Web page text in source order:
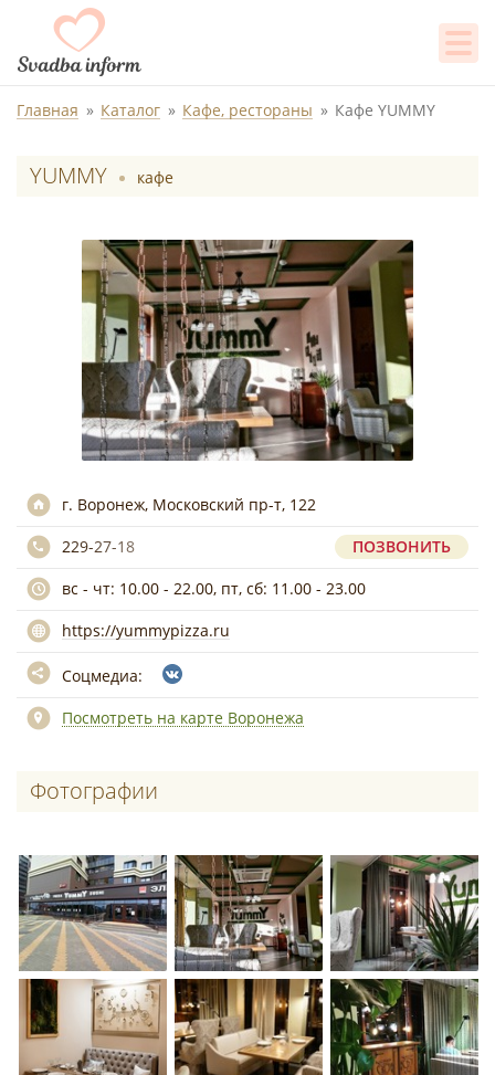
Главная Каталог Кафе, рестораны Кафе YUMMY
YUMMY кафе
г. Воронеж, Московский пр-т, 122
229-27-18
ПОЗВОНИТЬ
вс - чт: 10.00 - 22.00, пт, сб: 11.00 - 23.00
https://yummypizza.ru
Соцмедиа:
Посмотреть на карте Воронежа
Фотографии